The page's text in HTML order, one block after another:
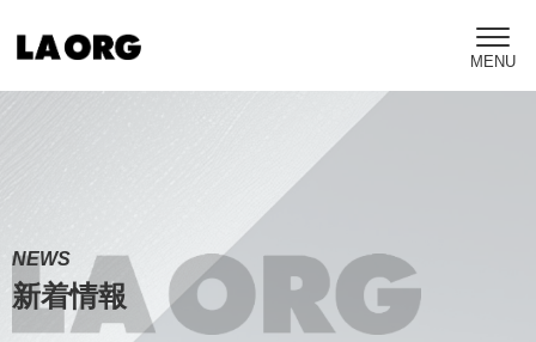
NEWS
新着情報